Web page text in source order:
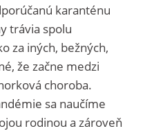
karanténu
trávia spolu
za iných, bežných,
že začne medzi
choroba.
sa naučíme
rodinou a zároveň